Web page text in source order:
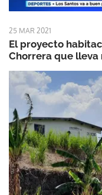
25 MAR 2021
El proyecto
Chorrera que lleva